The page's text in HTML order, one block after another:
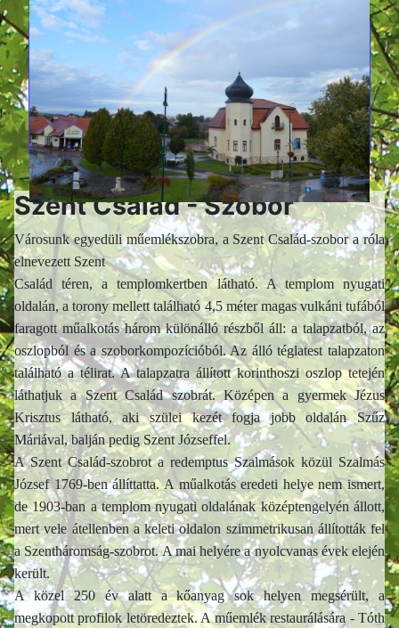
Szent Család - Szobor
Városunk egyedüli műemlékszobra, a Szent Család-szobor a róla
elnevezett Szent
Család téren, a templomkertben látható. A templom nyugati
oldalán, a torony mellett található 4,5 méter magas vulkáni tufából
faragott műalkotás három különálló részből áll: a talapzatból, az
oszlopból és a szoborkompozícióból. Az álló téglatest talapzaton
található a télirat. A talapzatra állított korinthoszi oszlop tetején
láthatjuk a Szent Család szobrát. Középen a gyermek Jézus
Krisztus látható, aki szülei kezét fogja jobb oldalán Szűz
Máriával, balján pedig Szent Józseffel.
A Szent Család-szobrot a redemptus Szalmások közül Szalmás
József 1769-ben állíttatta. A műalkotás eredeti helye nem ismert,
de 1903-ban a templom nyugati oldalának középtengelyén állott,
mert vele átellenben a keleti oldalon szimmetrikusan állították fel
a Szentháromság-szobrot. A mai helyére a nyolcvanas évek elején
került.
A közel 250 év alatt a kőanyag sok helyen megsérült, a
megkopott profilok letöredeztek. A műemlék restaurálására - Tóth